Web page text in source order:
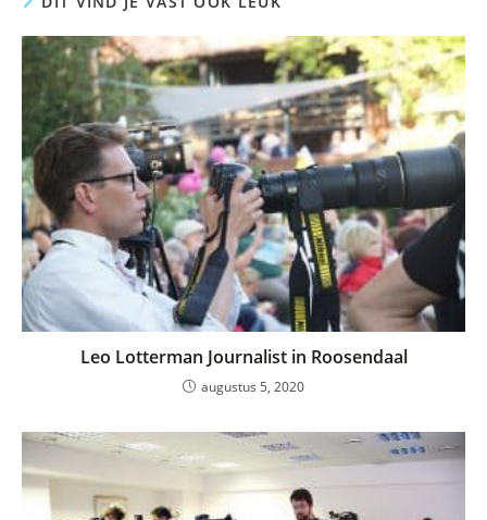
Leo Lotterman Journalist in Roosendaal
augustus 5, 2020